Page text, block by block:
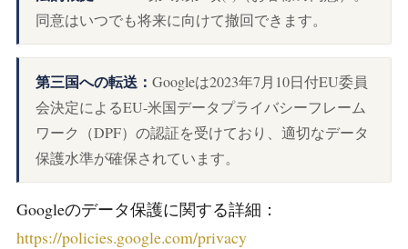
同意はいつでも将来に向けて撤回できます。
第三国への転送： Googleは2023年7月10日付EU委員
会決定によるEU-米国データプライバシーフレーム
ワーク（DPF）の認証を受けており、適切なデータ
保護水準が確保されています。
Googleのデータ保護に関する詳細：
https://policies.google.com/privacy